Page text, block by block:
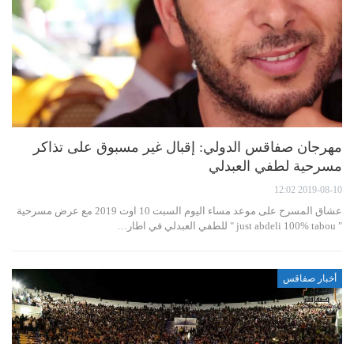
مهرجان صفاقس الدولي: إقبال غير مسبوق على تذاكر
مسرحية لطفي العبدلي
2019-08-10 12:02
عشاق المسرح على موعد مساء اليوم السبت 10 اوت 2019 مع عرض مسرحية
" just abdeli 100% tabou " للطفي العبدلي في اطار…
أخبار صفاقس